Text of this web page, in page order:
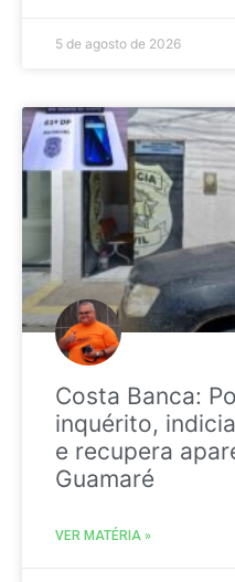
5 de agosto de 2026
Costa Banca:
inquérito,
e recupera
Guamaré
VER MATÉRIA »